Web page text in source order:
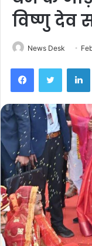
विष्णु देव
News Desk